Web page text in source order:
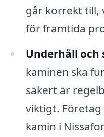
går korrekt till,
för framtida
Underhåll och
kaminen ska
säkert är
viktigt. Företag
kamin i